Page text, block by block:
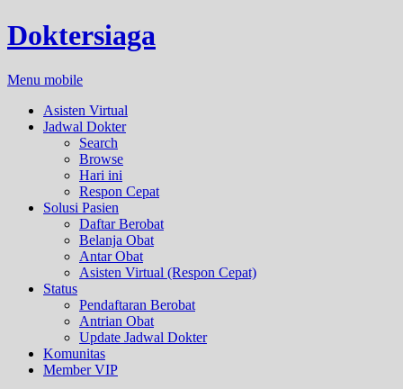
Doktersiaga
Menu mobile
Asisten Virtual
Jadwal Dokter
Search
Browse
Hari ini
Respon Cepat
Solusi Pasien
Daftar Berobat
Belanja Obat
Antar Obat
Asisten Virtual (Respon Cepat)
Status
Pendaftaran Berobat
Antrian Obat
Update Jadwal Dokter
Komunitas
Member VIP